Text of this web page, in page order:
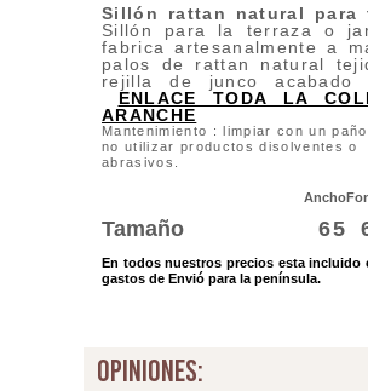
Sillón rattan natural para
Sillón para la terraza o
fabrica artesanalmente a
palos de rattan natural
rejilla de junco acabado
ENLACE TODA LA
ARANCHE
Mantenimiento : limpiar con un paño
no utilizar productos disolventes o
abrasivos.
Ancho
Tamaño 65
En todos nuestros precios esta incluido
gastos de Envió para la península.
opiniones: